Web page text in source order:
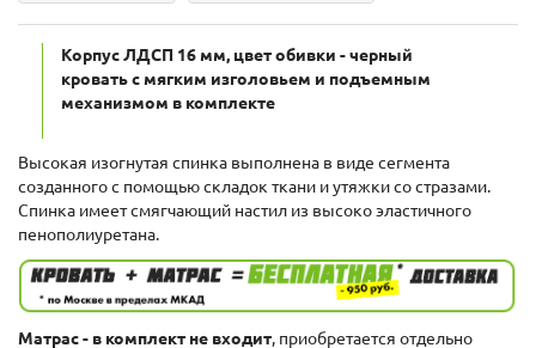
Корпус ЛДСП 16 мм, цвет обивки - черный
кровать с мягким изголовьем и подъемным
механизмом в комплекте
Высокая изогнутая спинка выполнена в виде сегмента
созданного с помощью складок ткани и утяжки со стразами.
Спинка имеет смягчающий настил из высоко эластичного
пенополиуретана.
Матрас - в комплект не входит, приобретается отдельно